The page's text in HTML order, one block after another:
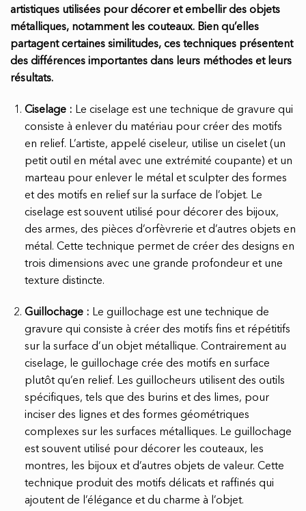
artistiques utilisées pour décorer et embellir des objets
métalliques, notamment les couteaux. Bien qu’elles
partagent certaines similitudes, ces techniques présentent
des différences importantes dans leurs méthodes et leurs
résultats.
Ciselage : Le ciselage est une technique de gravure qui
consiste à enlever du matériau pour créer des motifs
en relief. L’artiste, appelé ciseleur, utilise un ciselet (un
petit outil en métal avec une extrémité coupante) et un
marteau pour enlever le métal et sculpter des formes
et des motifs en relief sur la surface de l’objet. Le
ciselage est souvent utilisé pour décorer des bijoux,
des armes, des pièces d’orfèvrerie et d’autres objets en
métal. Cette technique permet de créer des designs en
trois dimensions avec une grande profondeur et une
texture distincte.
Guillochage : Le guillochage est une technique de
gravure qui consiste à créer des motifs fins et répétitifs
sur la surface d’un objet métallique. Contrairement au
ciselage, le guillochage crée des motifs en surface
plutôt qu’en relief. Les guillocheurs utilisent des outils
spécifiques, tels que des burins et des limes, pour
inciser des lignes et des formes géométriques
complexes sur les surfaces métalliques. Le guillochage
est souvent utilisé pour décorer les couteaux, les
montres, les bijoux et d’autres objets de valeur. Cette
technique produit des motifs délicats et raffinés qui
ajoutent de l’élégance et du charme à l’objet.